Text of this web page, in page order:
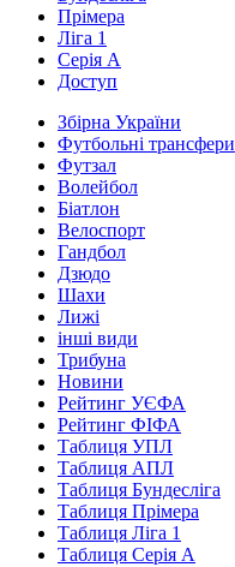
Прімера
Ліга 1
Серія А
Доступ
Збірна України
Футбольні трансфери
Футзал
Волейбол
Біатлон
Велоспорт
Гандбол
Дзюдо
Шахи
Лижі
інші види
Трибуна
Новини
Рейтинг УЄФА
Рейтинг ФІФА
Таблиця УПЛ
Таблиця АПЛ
Таблиця Бундесліга
Таблиця Прімера
Таблиця Ліга 1
Таблиця Серія А